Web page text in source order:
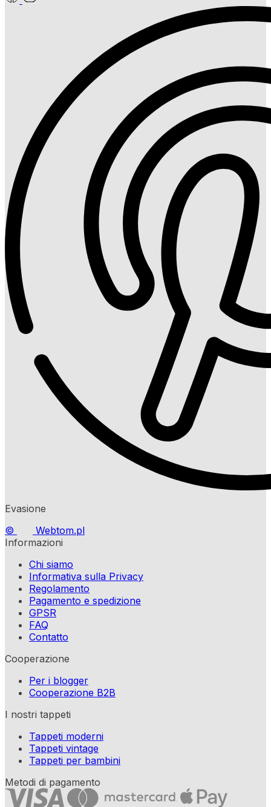
Evasione
©
Webtom.pl
Informazioni
Chi siamo
Informativa sulla Privacy
Regolamento
Pagamento e spedizione
GPSR
FAQ
Contatto
Cooperazione
Per i blogger
Cooperazione B2B
I nostri tappeti
Tappeti moderni
Tappeti vintage
Tappeti per bambini
Metodi di pagamento